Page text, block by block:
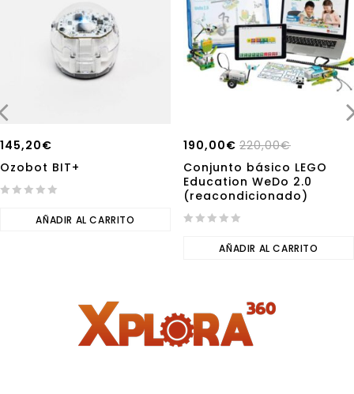
145,20€
Ozobot BIT+
AÑADIR AL CARRITO
220,00€
190,00€
Conjunto básico LEGO
Education WeDo 2.0
(reacondicionado)
AÑADIR AL CARRITO